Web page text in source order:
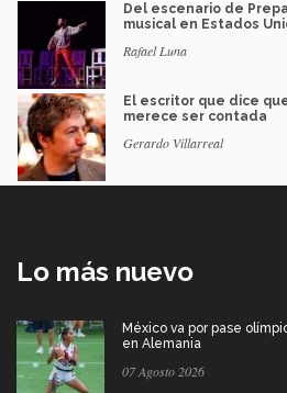
Del escenario de
musical en Estados
Rafael Luna
El escritor que dice
merece ser contada
Gerardo Villarreal
Lo más nuevo
México va por pase
en Alemania
07 Agosto 2026